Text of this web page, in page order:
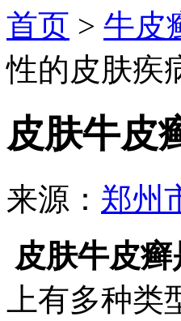
首页 > 牛皮
性的皮肤疾
皮肤牛皮
来源： 郑州
皮肤牛皮
上有多种